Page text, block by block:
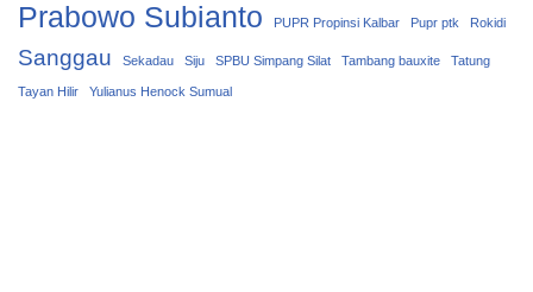
Prabowo Subianto PUPR Propinsi Kalbar Pupr ptk Rokidi
Sanggau Sekadau Siju SPBU Simpang Silat Tambang bauxite Tatung
Tayan Hilir Yulianus Henock Sumual